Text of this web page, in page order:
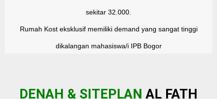
sekitar 32.000.
Rumah Kost eksklusif memiliki demand yang sangat tinggi
dikalangan mahasiswa/i IPB Bogor
DENAH & SITEPLANAL FATH